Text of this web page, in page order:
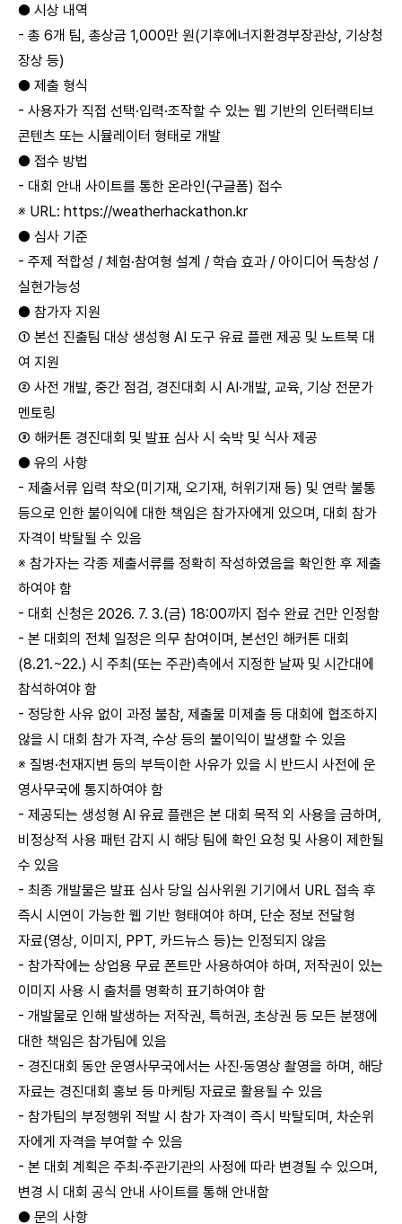
● 시상 내역
- 총 6개 팀, 총상금 1,000만 원(기후에너지환경부장관상, 기상청
장상 등)
● 제출 형식
- 사용자가 직접 선택·입력·조작할 수 있는 웹 기반의 인터랙티브
콘텐츠 또는 시뮬레이터 형태로 개발
● 접수 방법
- 대회 안내 사이트를 통한 온라인(구글폼) 접수
※ URL: https://weatherhackathon.kr
● 심사 기준
- 주제 적합성 / 체험·참여형 설계 / 학습 효과 / 아이디어 독창성 /
실현가능성
● 참가자 지원
① 본선 진출팀 대상 생성형 AI 도구 유료 플랜 제공 및 노트북 대
여 지원
② 사전 개발, 중간 점검, 경진대회 시 AI·개발, 교육, 기상 전문가
멘토링
③ 해커톤 경진대회 및 발표 심사 시 숙박 및 식사 제공
● 유의 사항
- 제출서류 입력 착오(미기재, 오기재, 허위기재 등) 및 연락 불통
등으로 인한 불이익에 대한 책임은 참가자에게 있으며, 대회 참가
자격이 박탈될 수 있음
※ 참가자는 각종 제출서류를 정확히 작성하였음을 확인한 후 제출
하여야 함
- 대회 신청은 2026. 7. 3.(금) 18:00까지 접수 완료 건만 인정함
- 본 대회의 전체 일정은 의무 참여이며, 본선인 해커톤 대회
(8.21.~22.) 시 주최(또는 주관)측에서 지정한 날짜 및 시간대에
참석하여야 함
- 정당한 사유 없이 과정 불참, 제출물 미제출 등 대회에 협조하지
않을 시 대회 참가 자격, 수상 등의 불이익이 발생할 수 있음
※ 질병·천재지변 등의 부득이한 사유가 있을 시 반드시 사전에 운
영사무국에 통지하여야 함
- 제공되는 생성형 AI 유료 플랜은 본 대회 목적 외 사용을 금하며,
비정상적 사용 패턴 감지 시 해당 팀에 확인 요청 및 사용이 제한될
수 있음
- 최종 개발물은 발표 심사 당일 심사위원 기기에서 URL 접속 후
즉시 시연이 가능한 웹 기반 형태여야 하며, 단순 정보 전달형
자료(영상, 이미지, PPT, 카드뉴스 등)는 인정되지 않음
- 참가작에는 상업용 무료 폰트만 사용하여야 하며, 저작권이 있는
이미지 사용 시 출처를 명확히 표기하여야 함
- 개발물로 인해 발생하는 저작권, 특허권, 초상권 등 모든 분쟁에
대한 책임은 참가팀에 있음
- 경진대회 동안 운영사무국에서는 사진·동영상 촬영을 하며, 해당
자료는 경진대회 홍보 등 마케팅 자료로 활용될 수 있음
- 참가팀의 부정행위 적발 시 참가 자격이 즉시 박탈되며, 차순위
자에게 자격을 부여할 수 있음
- 본 대회 계획은 주최·주관기관의 사정에 따라 변경될 수 있으며,
변경 시 대회 공식 안내 사이트를 통해 안내함
● 문의 사항